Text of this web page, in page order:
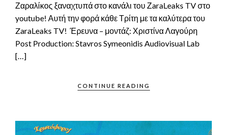
Ζαραλίκος ξαναχτυπά στο κανάλι του ΖaraLeaks TV στο
youtube! Αυτή την φορά κάθε Τρίτη με τα καλύτερα του
ZaraLeaks TV! Έρευνα – μοντάζ: Χριστίνα Λαγούρη
Post Production: Stavros Symeonidis Audiovisual Lab
[…]
CONTINUE READING